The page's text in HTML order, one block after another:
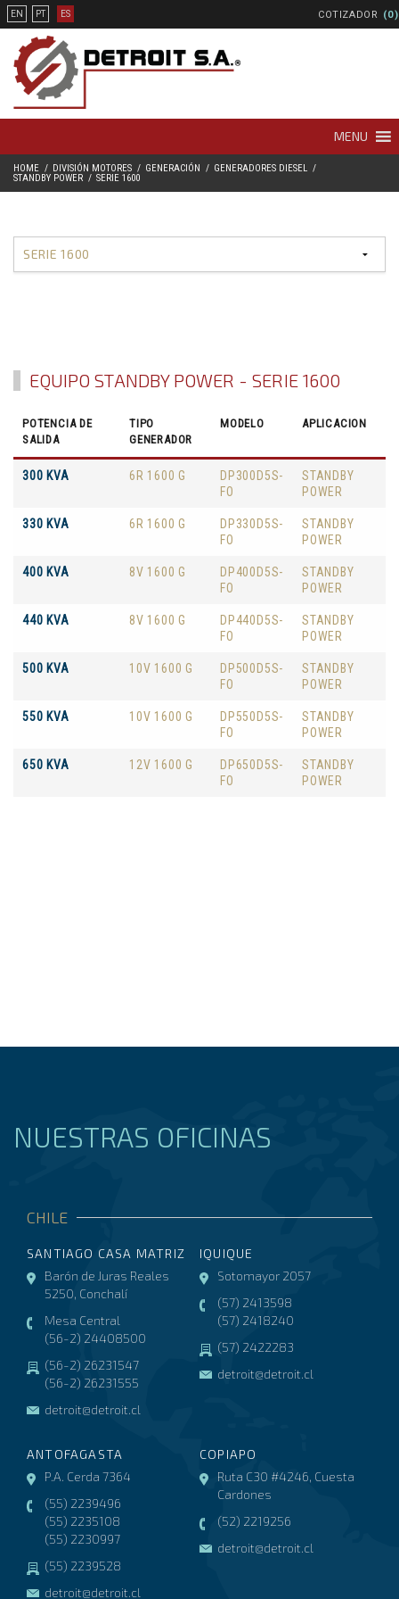
COTIZADOR (0)
EN PT ES
MENU
HOME DIVISIÓN MOTORES GENERACIÓN
GENERADORES DIESEL
STANDBY POWER
SERIE 1600
EQUIPO STANDBY POWER - SERIE 1600
POTENCIA DE
SALIDA
TIPO
GENERADOR
MODELO APLICACION
300 KVA 6R 1600 G
DP300D5S-
FO
STANDBY
POWER
330 KVA 6R 1600 G
DP330D5S-
FO
STANDBY
POWER
400 KVA 8V 1600 G
DP400D5S-
FO
STANDBY
POWER
440 KVA 8V 1600 G
DP440D5S-
FO
STANDBY
POWER
500 KVA 10V 1600 G
DP500D5S-
FO
STANDBY
POWER
550 KVA 10V 1600 G
DP550D5S-
FO
STANDBY
POWER
650 KVA 12V 1600 G
DP650D5S-
FO
STANDBY
POWER
NUESTRAS OFICINAS
CHILE
SANTIAGO CASA MATRIZ
Barón de Juras Reales
5250, Conchalí
Mesa Central
(56-2) 24408500
(56-2) 26231547
(56-2) 26231555
detroit@detroit.cl
IQUIQUE
Sotomayor 2057
(57) 2413598
(57) 2418240
(57) 2422283
detroit@detroit.cl
ANTOFAGASTA
P.A. Cerda 7364
(55) 2239496
(55) 2235108
(55) 2230997
(55) 2239528
detroit@detroit.cl
COPIAPO
Ruta C30 #4246, Cuesta
Cardones
(52) 2219256
detroit@detroit.cl